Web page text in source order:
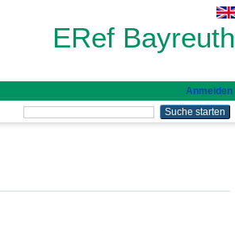
ERef Bayreuth
Anmelden